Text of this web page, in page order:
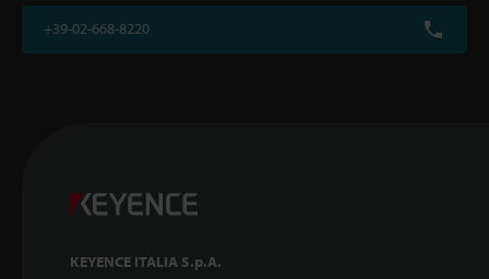
+39-02-668-8220
KEYENCE ITALIA S.p.A.